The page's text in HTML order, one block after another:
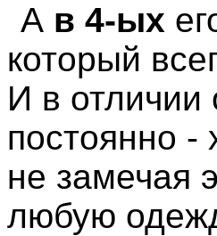
А в 4-ых
который
И в отличии
постоянно -
не замечая
любую